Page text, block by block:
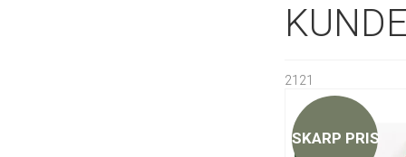
2121
SKARP PRIS